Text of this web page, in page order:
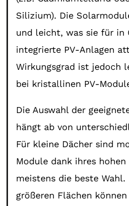
Silizium). Die
und leicht, was sie für in
integrierte PV-Anlagen
Wirkungsgrad ist jedoch
bei kristallinen PV-
Die Auswahl der
hängt ab von
Für kleine Dächer sind
Module dank ihres hohen
meistens die beste
größeren Flächen